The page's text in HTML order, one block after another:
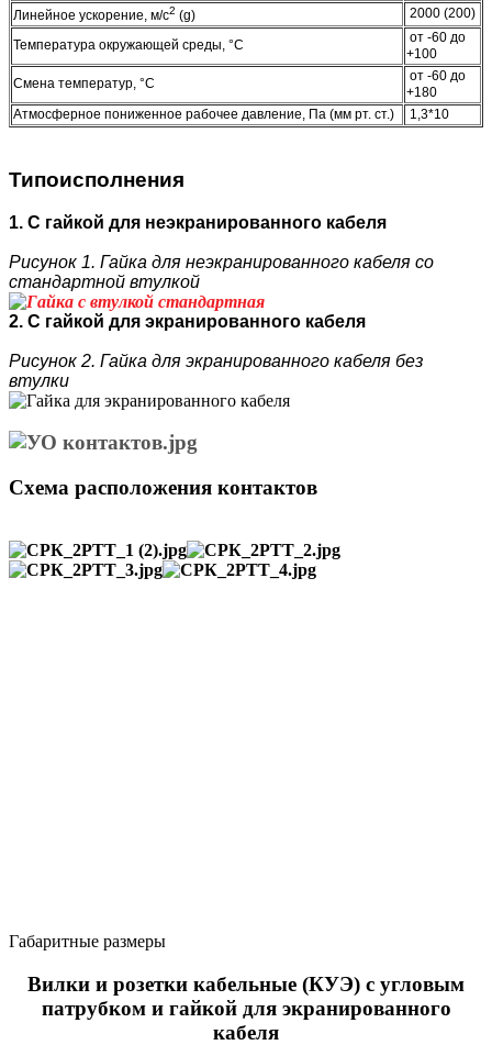
Линейное ускорение, м/с2 (g) 2000 (200)
Температура окружающей среды, °C
от -60 до
+100
Смена температур, °C
от -60 до
+180
Атмосферное пониженное рабочее давление, Па (мм рт. ст.)
1,3*10
Типоисполнения
1. С гайкой для неэкранированного кабеля
Рисунок 1. Гайка для неэкранированного кабеля со
стандартной втулкой
2. С гайкой для экранированного кабеля
Рисунок 2. Гайка для экранированного кабеля без
втулки
Схема расположения контактов
Габаритные размеры
Вилки и розетки кабельные (КУЭ) с угловым
патрубком и гайкой для экранированного
кабеля